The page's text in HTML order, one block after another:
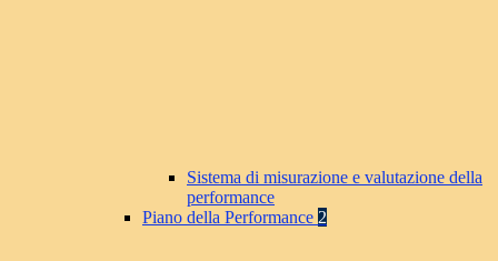
Sistema di misurazione e valutazione della
performance
Piano della Performance 2